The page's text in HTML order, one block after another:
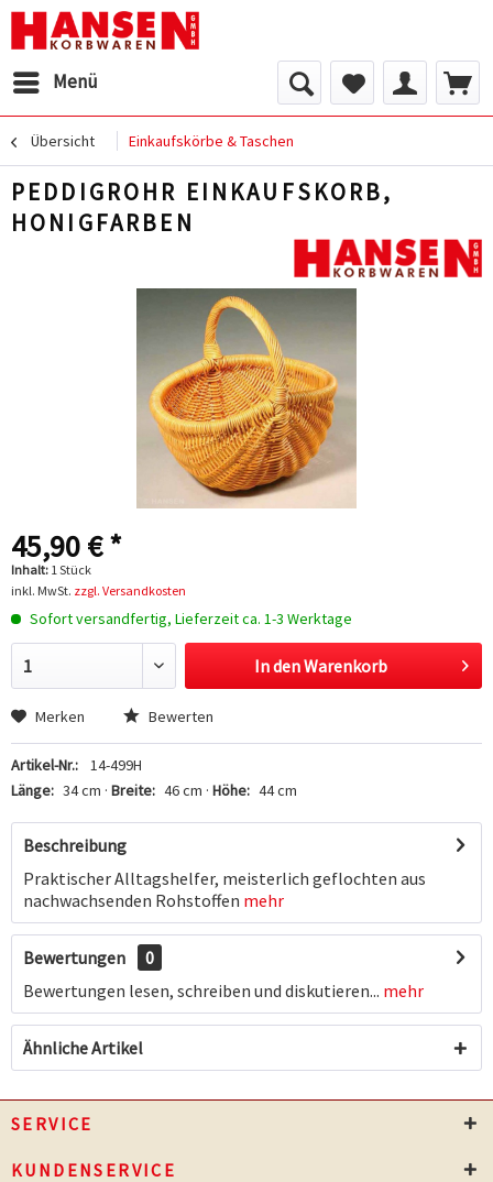
Menü
Übersicht Einkaufskörbe & Taschen
PEDDIGROHR EINKAUFSKORB,
HONIGFARBEN
45,90 € *
Inhalt: 1 Stück
inkl. MwSt. zzgl. Versandkosten
Sofort versandfertig, Lieferzeit ca. 1-3 Werktage
In denWarenkorb
Merken Bewerten
Artikel-Nr.:
14-499H
Länge: 34 cm · Breite: 46 cm · Höhe: 44 cm
Beschreibung
Praktischer Alltagshelfer, meisterlich geflochten aus
nachwachsenden Rohstoffen mehr
Bewertungen
0
Bewertungen lesen, schreiben und diskutieren... mehr
Ähnliche Artikel
SERVICE
KUNDENSERVICE